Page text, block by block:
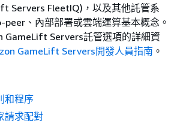
Servers FleetIQ)，以及其他託管系
、內部部署或雲端運算基本概念。
GameLift Servers託管選項的詳細資
GameLift Servers開發人員指南 。
和程序
請求配對